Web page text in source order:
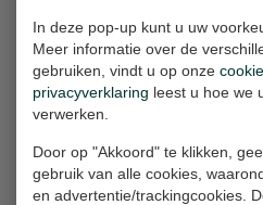
In deze pop-up kunt u uw
Meer informatie over de
gebruiken, vindt u op onze
privacyverklaring leest u hoe we
verwerken.
Door op "Akkoord" te klikken,
gebruik van alle cookies,
en advertentie/trackingcookies.
mogelijk in
gewenste